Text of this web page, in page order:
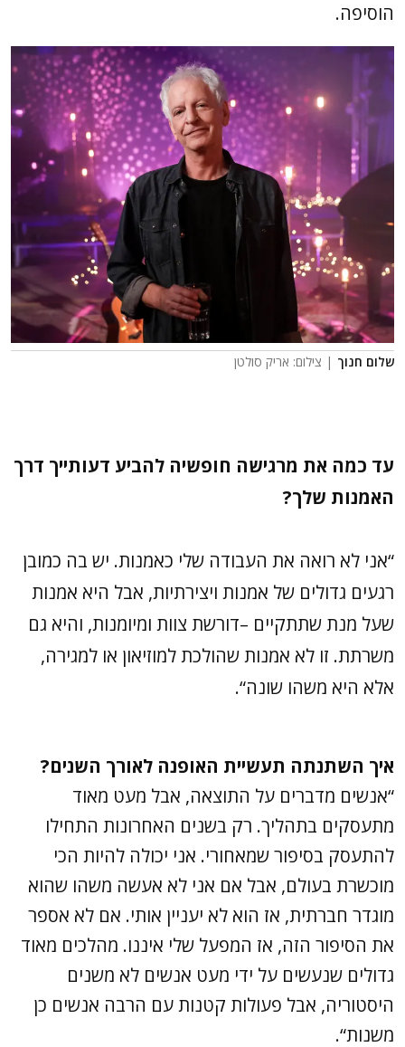
הוסיפה.
שלום חנוך | צילום: אריק סולטן
עד כמה את מרגישה חופשיה להביע דעותייך דרך
האמנות שלך?
“אני לא רואה את העבודה שלי כאמנות. יש בה כמובן
רגעים גדולים של אמנות ויצירתיות, אבל היא אמנות
שעל מנת שתתקיים –דורשת צוות ומיומנות, והיא גם
משרתת. זו לא אמנות שהולכת למוזיאון או למגירה,
אלא היא משהו שונה“.
איך השתנתה תעשיית האופנה לאורך השנים?
“אנשים מדברים על התוצאה, אבל מעט מאוד
מתעסקים בתהליך. רק בשנים האחרונות התחילו
להתעסק בסיפור שמאחורי. אני יכולה להיות הכי
מוכשרת בעולם, אבל אם אני לא אעשה משהו שהוא
מוגדר חברתית, אז הוא לא יעניין אותי. אם לא אספר
את הסיפור הזה, אז המפעל שלי איננו. מהלכים מאוד
גדולים שנעשים על ידי מעט אנשים לא משנים
היסטוריה, אבל פעולות קטנות עם הרבה אנשים כן
משנות“.